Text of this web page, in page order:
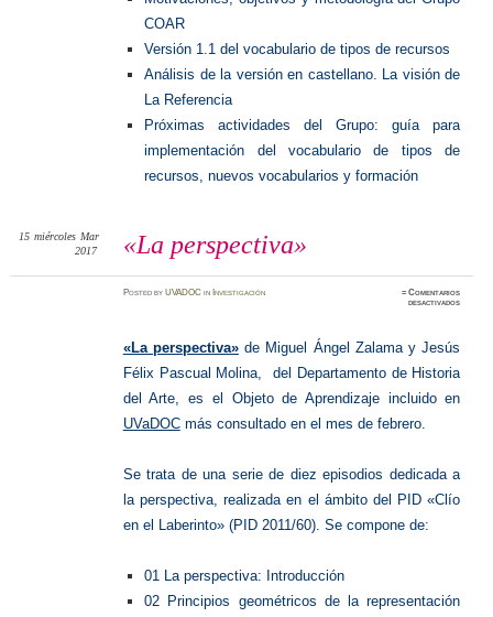
COAR
Versión 1.1 del vocabulario de tipos de recursos
Análisis de la versión en castellano. La visión de
La Referencia
Próximas actividades del Grupo: guía para
implementación del vocabulario de tipos de
recursos, nuevos vocabularios y formación
«La perspectiva»
15 miércoles Mar
2017
PostedbyUVADOC in Investigación ≈Comentarios
desactivadosen
«La perspectiva»de Miguel Ángel Zalama y Jesús
Félix Pascual Molina, del Departamento de Historia
del Arte, es el Objeto de Aprendizaje incluido en
UVaDOCmás consultado en el mes de febrero.
Se trata de una serie de diez episodios dedicada a
la perspectiva, realizada en el ámbito del PID «Clío
en el Laberinto» (PID 2011/60). Se compone de:
01 La perspectiva: Introducción
02 Principios geométricos de la representación